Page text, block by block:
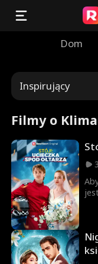
Dom
Inspirujący
Filmy o